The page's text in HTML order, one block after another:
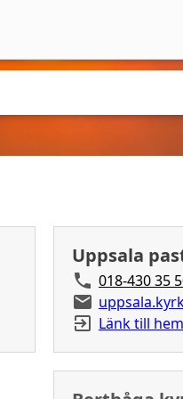
Uppsala
018-430 35
Länk till